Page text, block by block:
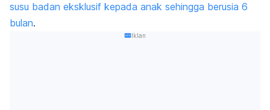
susu badan eksklusif kepada anak sehingga berusia 6
bulan.
Iklan